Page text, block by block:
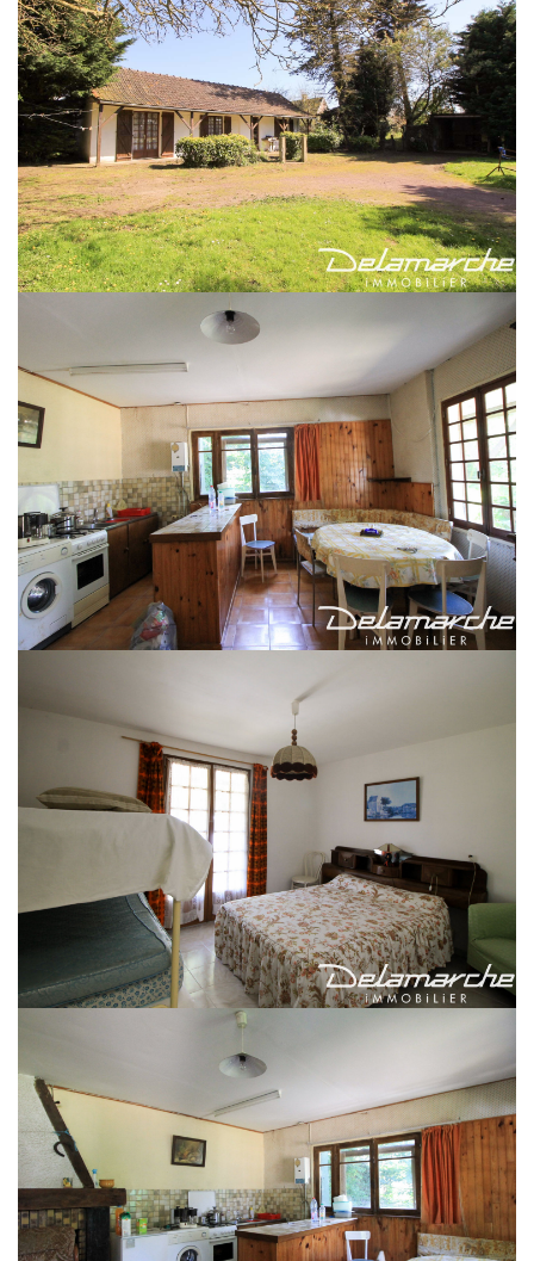
Maison Bricqueville Sur
Mer
50290 BRICQUEVILLE SUR MER
VENDU PAR L'AGENCE DELAMARCHE IMMOBILIER BREHAL
vous avez un bien à vendre ? vous recherchez un bien à acheter ?
Delamarche immobilier : 0233914041
Votre conseiller sur ce secteur : Nadège Lepleux 0629768509
n.lepleux@delamarcheimmo.com
UNE EXCLUSIVITE DELAMARCHE IMMOBILIER
Proche Bréhal (50290), 10 min de Granville, sur la commune de Bricqueville
DESCRIPTION :
Maison à rénover sur 1020 m² de terrain comprenant :
séjour avec coin cuisine et cheminée, 2 chambres, salle d'eau.
Terrain d'environ 1020 m².
non raccordé à l'électricité/eau/tout à l'égout, branchements individuels à
créer, réseaux en bordure de route.
pas de système de chauffage central, chauffage par la cheminée.